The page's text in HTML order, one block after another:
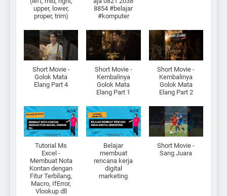
upper, lower,
proper, trim)
8854 #belajar
#komputer
Short Movie -
Golok Mata
Elang Part 4
Short Movie -
Kembalinya
Golok Mata
Elang Part 1
Short Movie -
Kembalinya
Golok Mata
Elang Part 2
Tutorial Ms
Excel -
Membuat Nota
Kontan dengan
Fitur Terbilang,
Macro, IfError,
Vlookup dll
Belajar
membuat
rencana kerja
digital
marketing
Short Movie -
Sang Juara